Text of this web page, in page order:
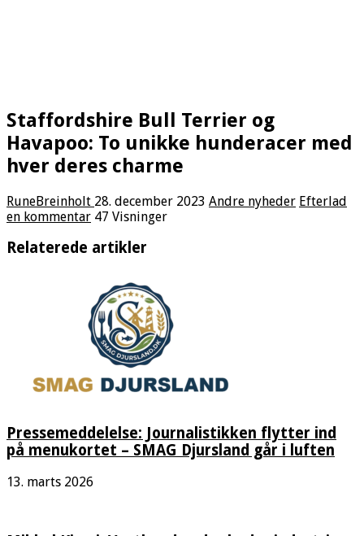
Staffordshire Bull Terrier og
Havapoo: To unikke hunderacer med
hver deres charme
RuneBreinholt 28. december 2023 Andre nyheder Efterlad
en kommentar 47 Visninger
Relaterede artikler
Pressemeddelelse: Journalistikken flytter ind
på menukortet – SMAG Djursland går i luften
13. marts 2026